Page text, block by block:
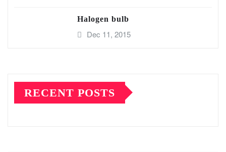
Halogen bulb
Dec 11, 2015
RECENT POSTS